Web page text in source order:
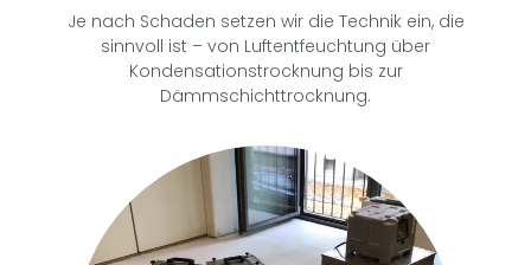
Je nach Schaden setzen wir die Technik ein, die
sinnvoll ist – von Luftentfeuchtung über
Kondensationstrocknung bis zur
Dämmschichttrocknung.